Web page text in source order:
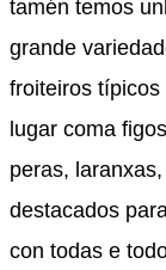
tamén temos
grande
froiteiros típicos
lugar coma
peras,
destacados
con todas e